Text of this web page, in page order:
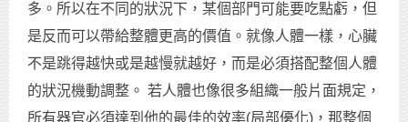
多。所以在不同的狀況下，某個部門可能要吃點虧，但
是反而可以帶給整體更高的價值。就像人體一樣，心臟
不是跳得越快或是越慢就越好，而是必須搭配整個人體
的狀況機動調整。 若人體也像很多組織一般片面規定，
所有器官必須達到他的最佳的效率(局部優化)，那整個